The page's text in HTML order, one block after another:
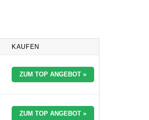
KAUFEN
ZUM TOP ANGEBOT »
ZUM TOP ANGEBOT »